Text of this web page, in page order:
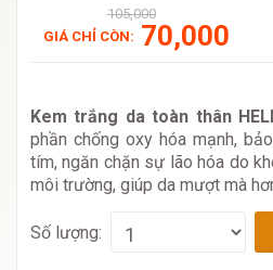
105,000
GIÁ CHỈ CÒN: 70,000
Kem trắng da toàn thân
phần chống oxy hóa mạnh,
tím, ngăn chặn sự lão hóa do
môi trường, giúp da mượt mà
Số lượng: